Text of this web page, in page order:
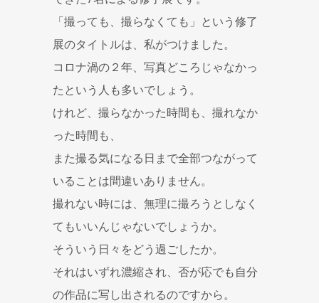
「撮っても、撮らなくても」という修了
展のタイトルは、私がつけました。
コロナ渦の２年、写真どころじゃなかっ
たという人も多いでしょう。
けれど、撮らなかった時間も、撮れなか
った時間も、
また撮る気になる日まで全部つながって
いることは間違いありません。
撮れない時には、無理に撮ろうとしなく
てもいいんじゃないでしょうか。
そういう日々をどう過ごしたか。
それはいずれ濃縮され、否が応でも自分
の作品に写し出されるのですから。